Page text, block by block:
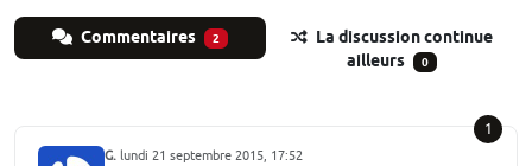
Commentaires 2
La discussion continue
ailleurs
0
1
G. lundi 21 septembre 2015, 17:52